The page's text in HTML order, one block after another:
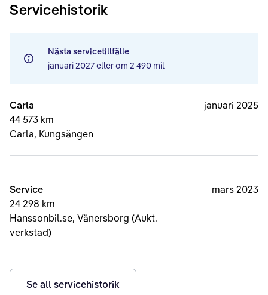
Servicehistorik
Nästa servicetillfälle
januari 2027eller om 2 490 mil
Carla
44 573 km
Carla, Kungsängen
januari 2025
Service
24 298 km
Hanssonbil.se, Vänersborg (Aukt.
verkstad)
mars 2023
Se all servicehistorik